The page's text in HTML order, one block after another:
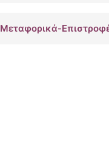
Μεταφορικά-